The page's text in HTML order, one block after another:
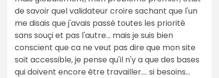
de savoir quel validateur croire sachant que l'un
me disais que j'avais passé toutes les priorité
sans souçi et pas l'autre... mais je suis bien
conscient que ca ne veut pas dire que mon site
soit accessible, je pense qu'il n'y a que des bases
qui doivent encore être travailler.... si besoins...